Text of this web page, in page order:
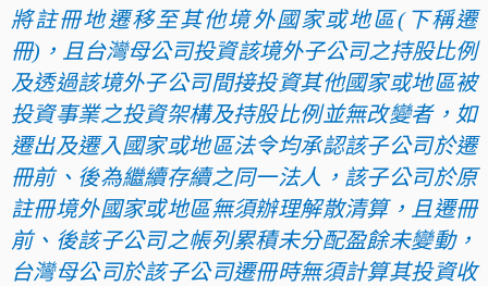
將註冊地遷移至其他境外國家或地區(下稱遷
冊)，且台灣母公司投資該境外子公司之持股比例
及透過該境外子公司間接投資其他國家或地區被
投資事業之投資架構及持股比例並無改變者，如
遷出及遷入國家或地區法令均承認該子公司於遷
冊前、後為繼續存續之同一法人，該子公司於原
註冊境外國家或地區無須辦理解散清算，且遷冊
前、後該子公司之帳列累積未分配盈餘未變動，
台灣母公司於該子公司遷冊時無須計算其投資收